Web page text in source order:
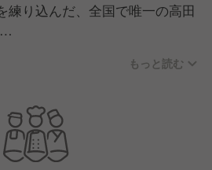
練り込んだ、全国で唯一の高田
て、笑顔と活気にあふれた元気
目指しています！
もっと読む